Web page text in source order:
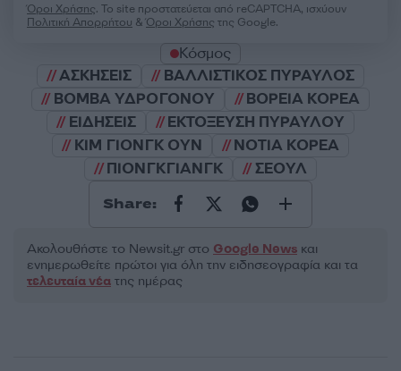
Όροι Χρήσης. Το site προστατεύεται από reCAPTCHA, ισχύουν
Πολιτική Απορρήτου &Όροι Χρήσης της Google.
Κόσμος
ΑΣΚΗΣΕΙΣ
ΒΑΛΛΙΣΤΙΚΟΣ ΠΥΡΑΥΛΟΣ
ΒΟΜΒΑ ΥΔΡΟΓΟΝΟΥ
ΒΟΡΕΙΑ ΚΟΡΕΑ
ΕΙΔΗΣΕΙΣ
ΕΚΤΟΞΕΥΣΗ ΠΥΡΑΥΛΟΥ
ΚΙΜ ΓΙΟΝΓΚ ΟΥΝ
ΝΟΤΙΑ ΚΟΡΕΑ
ΠΙΟΝΓΚΓΙΑΝΓΚ
ΣΕΟΥΛ
Share:
Ακολουθήστε το Νewsit.gr στο Google News και
ενημερωθείτε πρώτοι για όλη την ειδησεογραφία και τα
τελευταία νέα της ημέρας